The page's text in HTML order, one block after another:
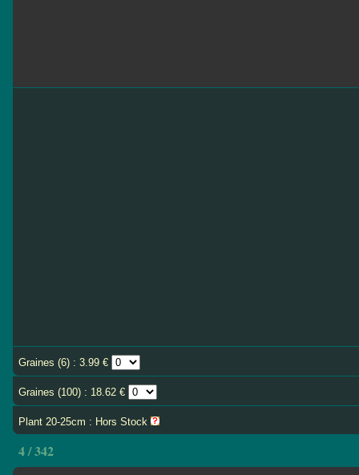
Graines (6) : 3.99 €
Graines (100) : 18.62 €
Plant 20-25cm : Hors Stock
4 / 342